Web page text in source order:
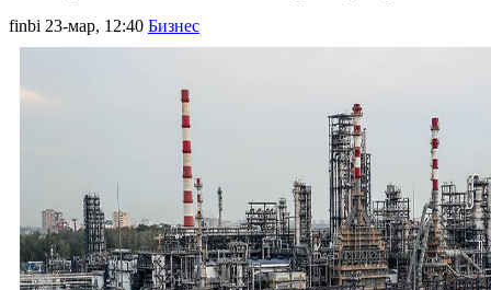
finbi 23-мар, 12:40 Бизнес